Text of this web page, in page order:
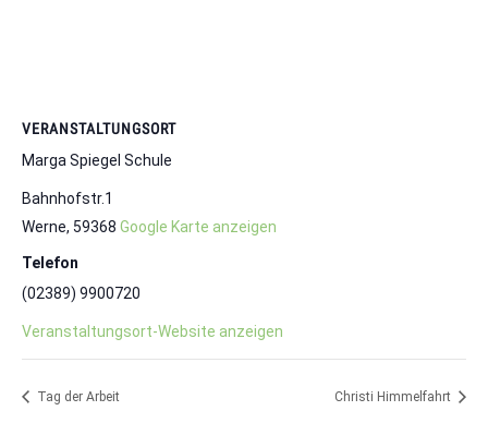
VERANSTALTUNGSORT
Marga Spiegel Schule
Bahnhofstr.1
Werne, 59368 Google Karte anzeigen
Telefon
(02389) 9900720
Veranstaltungsort-Website anzeigen
Tag der Arbeit Christi Himmelfahrt